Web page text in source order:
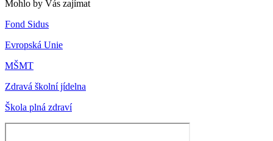
Mohlo by Vás zajímat
Fond Sidus
Evropská Unie
MŠMT
Zdravá školní jídelna
Škola plná zdraví